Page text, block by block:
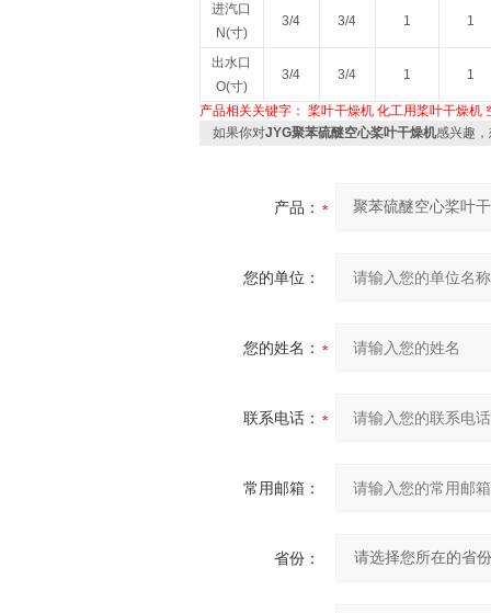
进汽口
N(寸)
3/4 3/4 1 1
出水口
O(寸)
3/4 3/4 1 1
产品相关关键字： 桨叶干燥机 化工用桨叶干燥机
如果你对JYG聚苯硫醚空心桨叶干燥机感兴趣
产品：
您的单位：
您的姓名：
联系电话：
常用邮箱：
省份：